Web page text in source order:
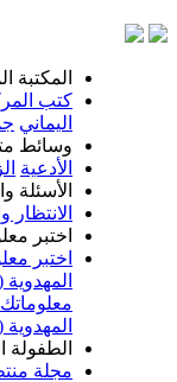
المكتبة
كتب
اليماني
وسائط
الأدعية
الأسئلة
اختبر
اختبر
المهدوية
معلوماتك
المهدوية
الطفولة
مجلة